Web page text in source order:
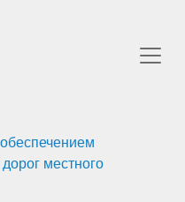
местного